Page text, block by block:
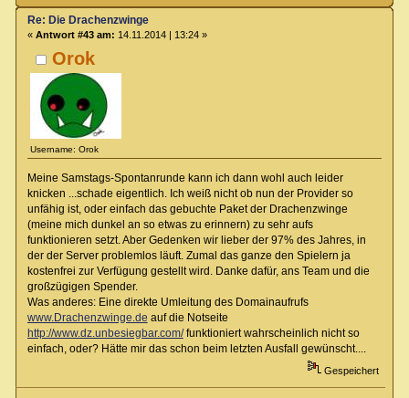
Orok
Username: Orok
Re: Die Drachenzwinge
« Antwort #43 am: 14.11.2014 | 13:24 »
Meine Samstags-Spontanrunde kann ich dann wohl auch leider
knicken ...schade eigentlich. Ich weiß nicht ob nun der Provider so
unfähig ist, oder einfach das gebuchte Paket der Drachenzwinge
(meine mich dunkel an so etwas zu erinnern) zu sehr aufs
funktionieren setzt. Aber Gedenken wir lieber der 97% des Jahres, in
der der Server problemlos läuft. Zumal das ganze den Spielern ja
kostenfrei zur Verfügung gestellt wird. Danke dafür, ans Team und die
großzügigen Spender.
Was anderes: Eine direkte Umleitung des Domainaufrufs
www.Drachenzwinge.de auf die Notseite
http://www.dz.unbesiegbar.com/funktioniert wahrscheinlich nicht so
einfach, oder? Hätte mir das schon beim letzten Ausfall gewünscht....
Gespeichert